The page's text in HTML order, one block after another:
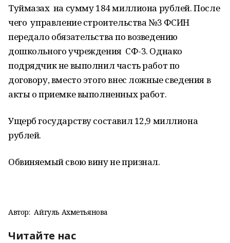
Туймазах на сумму 184 миллиона рублей. После
чего управление строительства №3 ФСИН
передало обязательства по возведению
дошкольного учреждения СФ-3. Однако
подрядчик не выполнил часть работ по
договору, вместо этого внес ложные сведения в
акты о приемке выполненных работ.
Ущерб государству составил 12,9 миллиона
рублей.
Обвиняемый свою вину не признал.
Автор: Айгуль Ахметьянова
Читайте нас